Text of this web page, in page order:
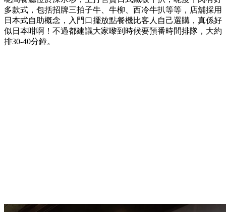
多款式，包括招牌三拍子牛、牛柳、西冷牛扒等等，店舖採用
日本式自助概念，入門口擺放點餐機比客人自己選購，真係好
似日本咁啊！不過都建議大家嚟到時候要預番時間排隊，大約
排30-40分鐘。